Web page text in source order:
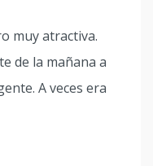
muy atractiva.
de la mañana a
A veces era